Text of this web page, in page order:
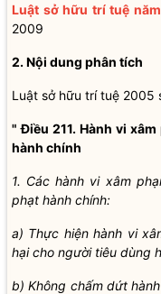
Luật sở hữu trí tuệ
2009
2. Nội dung phân tích
Luật sở hữu trí tuệ 2005
" Điều 211. Hành vi
hành chính
1. Các hành vi xâm
phạt hành chính:
a) Thực hiện hành vi
hại cho người tiêu dùng
b) Không chấm dứt